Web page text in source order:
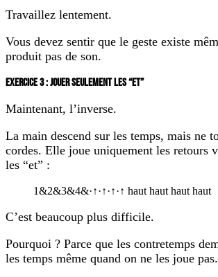
Travaillez lentement.
Vous devez sentir que le geste existe
produit pas de son.
EXERCICE 3 : JOUER SEULEMENT LES “ET”
Maintenant, l’inverse.
La main descend sur les temps, mais ne
cordes. Elle joue uniquement les retours
les “et” :
1&2&3&4&·↑·↑·↑·↑ haut haut haut haut
C’est beaucoup plus difficile.
Pourquoi ? Parce que les contretemps
les temps même quand on ne les joue pas.